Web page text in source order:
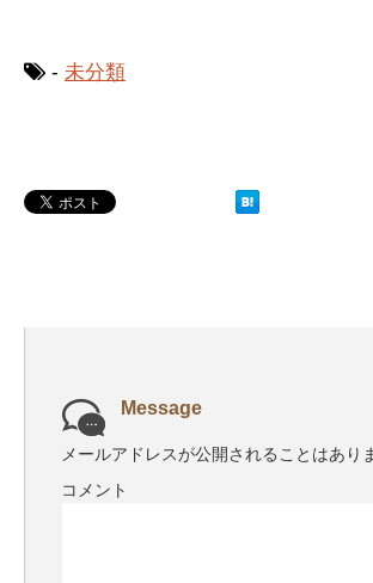
- 未分類
Message
メールアドレスが公開されることはあり
コメント